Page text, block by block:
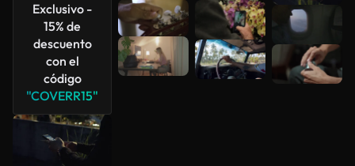
Exclusivo -
15% de
descuento
con el
código
"COVERR15"